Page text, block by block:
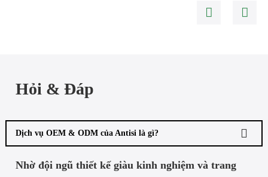
Hỏi & Đáp
Dịch vụ OEM & ODM của Antisi là gì?
Nhờ đội ngũ thiết kế giàu kinh nghiệm và trang